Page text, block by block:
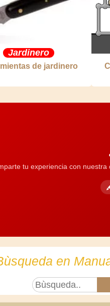
Jardinero
de jardinero
tu experiencia con
en